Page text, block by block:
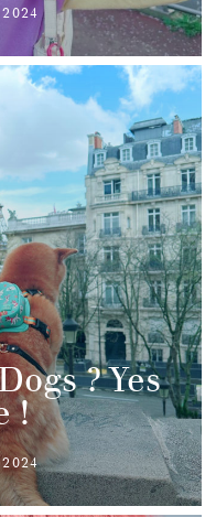
? Yes
!
2024